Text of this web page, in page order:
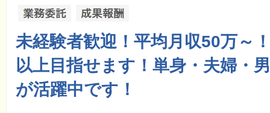
未経験者歓迎！平均月収50万～
以上目指せます！単身・夫婦・
が活躍中です！